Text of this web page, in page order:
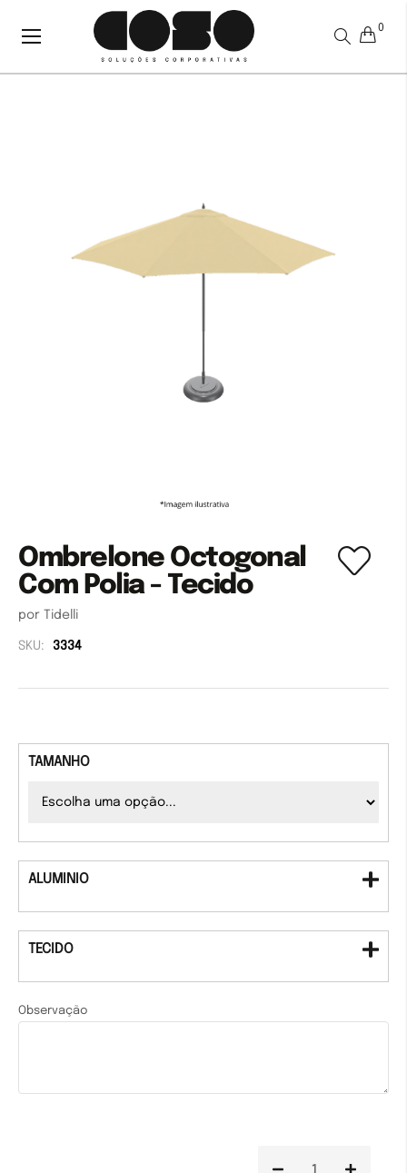
Alternar
0
Ombrelone Octogonal
Com Polia - Tecido
por Tidelli
SKU: 3334
TAMANHO
ALUMINIO
TECIDO
Observação